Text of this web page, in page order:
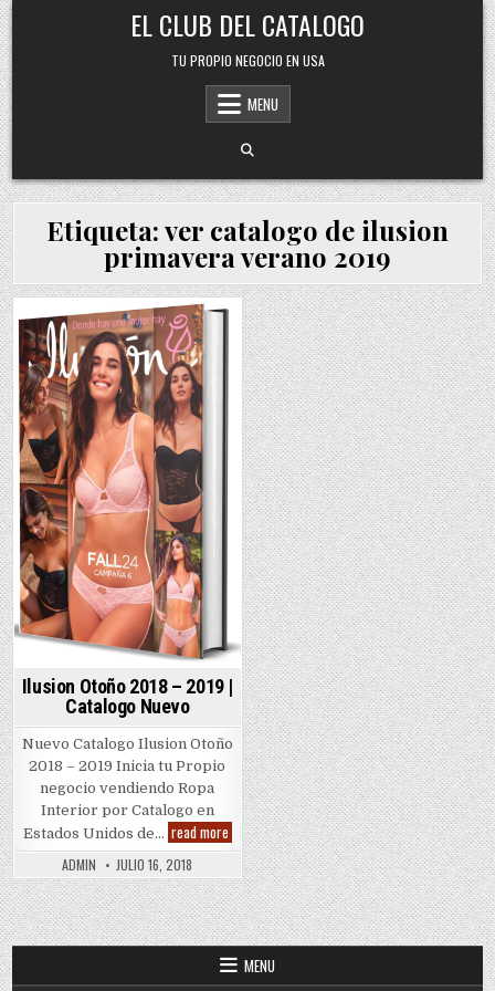
Skip
to
content
EL CLUB DEL CATALOGO
TU PROPIO NEGOCIO EN USA
MENU
Etiqueta:ver catalogo de ilusion
primavera verano 2019
Posted
in
Ilusion Otoño 2018 – 2019 |
Catalogo Nuevo
Nuevo Catalogo Ilusion Otoño
2018 – 2019 Inicia tu Propio
negocio vendiendo Ropa
Interior por Catalogo en
Estados Unidos de… read moreIlusion
Otoño
2018
–
2019
|
Catalogo
Nuevo
ADMIN JULIO 16, 2018
MENU